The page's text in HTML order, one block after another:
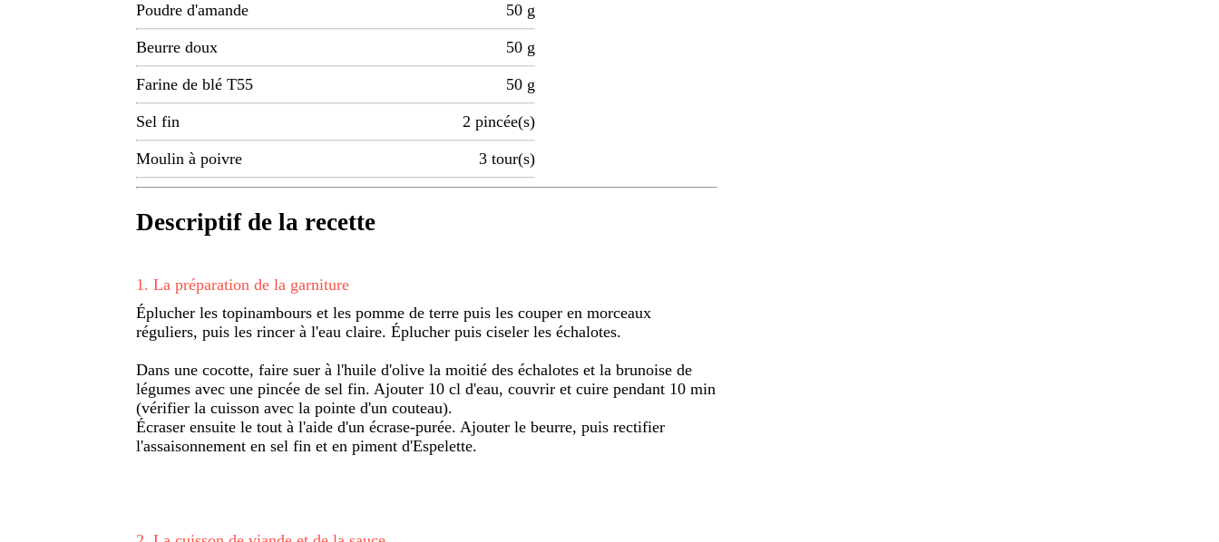
Poudre d'amande 50 g
Beurre doux 50 g
Farine de blé T55 50 g
Sel fin 2 pincée(s)
Moulin à poivre 3 tour(s)
Descriptif de la recette
1 . La préparation de la garniture
Éplucher les topinambours et les pomme de terre puis les couper en morceaux
réguliers, puis les rincer à l'eau claire. Éplucher puis ciseler les échalotes.
Dans une cocotte, faire suer à l'huile d'olive la moitié des échalotes et la brunoise de
légumes avec une pincée de sel fin. Ajouter 10 cl d'eau, couvrir et cuire pendant 10 min
(vérifier la cuisson avec la pointe d'un couteau).
Écraser ensuite le tout à l'aide d'un écrase-purée. Ajouter le beurre, puis rectifier
l'assaisonnement en sel fin et en piment d'Espelette.